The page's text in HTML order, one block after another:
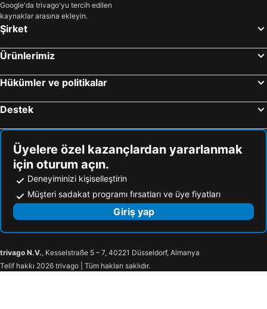
Google'da trivago'yu tercih edilen
kaynaklar arasına ekleyin.
Şirket
Ürünlerimiz
Hükümler ve politikalar
Destek
Üyelere özel kazançlardan yararlanmak
için oturum açın.
Deneyiminizi kişiselleştirin
Müşteri sadakat programı fırsatları ve üye fiyatları
Giriş yap
trivago N.V., Kesselstraße 5 – 7, 40221 Düsseldorf, Almanya
Telif hakkı 2026 trivago | Tüm hakları saklıdır.